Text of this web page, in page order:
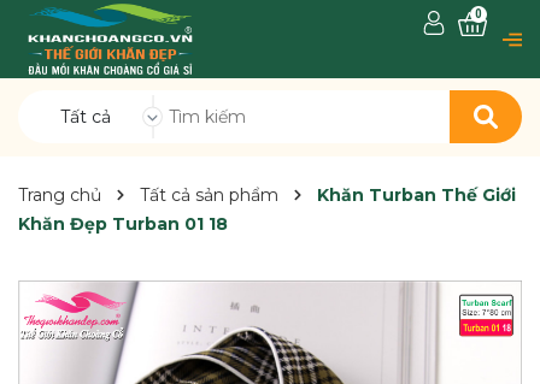
Tất cả
0
Trang chủ Tất cả sản phẩm
Khăn Turban Thế Giới
Khăn Đẹp Turban 01 18